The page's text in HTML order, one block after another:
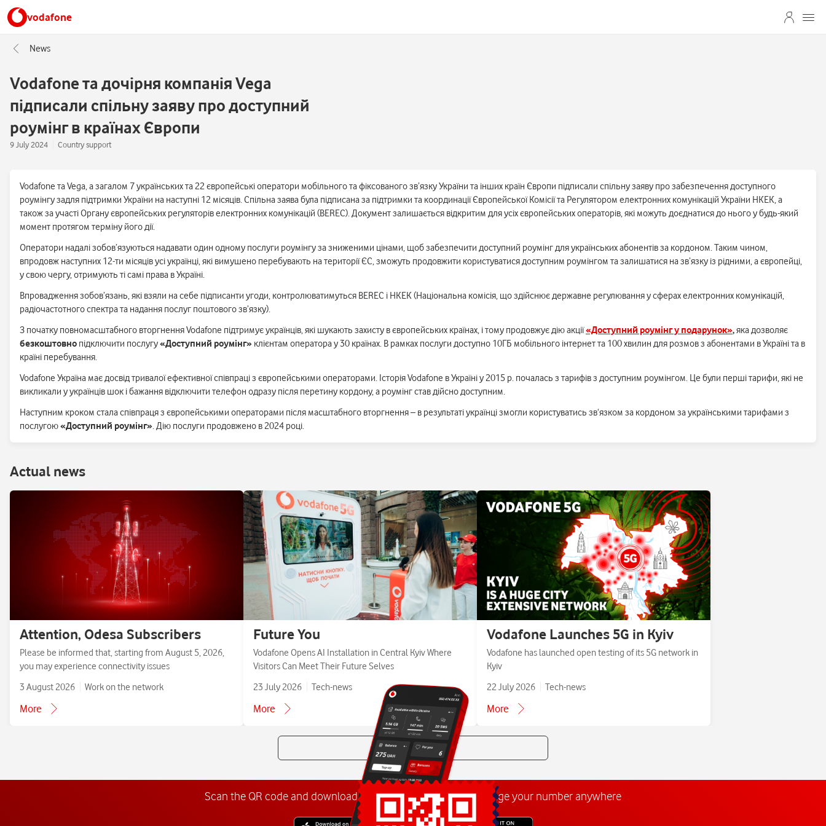
vodafone
News
Vodafone та дочірня компанія Vega
підписали cпільну заяву про доступний
роумінг в країнах Європи
9 July 2024 Country support
Vodafone та Vega, а загалом 7 українських та 22 європейські оператори мобільного та фіксованого зв’язку України та інших країн Європи підписали спільну заяву про забезпечення доступного
роумінгу задля підтримки України на наступні 12 місяців. Спільна заява була підписана за підтримки та координації Європейської Комісії та Регулятором електронних комунікацій України НКЕК, а
також за участі Органу європейських регуляторів електронних комунікацій (BEREC). Документ залишається відкритим для усіх європейських операторів, які можуть доєднатися до нього у будь-який
момент протягом терміну його дії.
Оператори надалі зобов’язуються надавати один одному послуги роумінгу за зниженими цінами, щоб забезпечити доступний роумінг для українських абонентів за кордоном. Таким чином,
впродовж наступних 12-ти місяців усі українці, які вимушено перебувають на території ЄС, зможуть продовжити користуватися доступним роумінгом та залишатися на зв’язку із рідними, а європейці,
у свою чергу, отримують ті самі права в Україні.
Впровадження зобов’язань, які взяли на себе підписанти угоди, контролюватимуться BEREC і НКЕК (Національна комісія, що здійснює державне регулювання у сферах електронних комунікацій,
радіочастотного спектра та надання послуг поштового зв’язку).
З початку повномасштабного вторгнення Vodafone підтримує українців, які шукають захисту в європейських країнах, і тому продовжує дію акції«Доступний роумінг у подарунок»,яка дозволяє
безкоштовно підключити послугу«Доступний роумінг» клієнтам оператора у 30 країнах. В рамках послуги доступно 10ГБ мобільного інтернет та 100 хвилин для розмов з абонентами в Україні та в
країні перебування.
Vodafone Україна має досвід тривалої ефективної співпраці з європейськими операторами. Історія Vodafone в Україні у 2015 р. почалась з тарифів з доступним роумінгом. Це були перші тарифи, які не
викликали у українців шок і бажання відключити телефон одразу після перетину кордону, а роумінг став дійсно доступним.
Наступним кроком стала співпраця з європейськими операторами після масштабного вторгнення – в результаті українці змогли користуватись зв‘язком за кордоном за українськими тарифами з
послугою«Доступний роумінг». Дію послуги продовжено в 2024 році.
Аctual news
Attention, Odesa Subscribers
Please be informed that, starting from August 5, 2026,
you may experience connectivity issues
3 August 2026
Work on the network
More
Future You
Vodafone Opens AI Installation in Central Kyiv Where
Visitors Can Meet Their Future Selves
23 July 2026
Tech-news
More
Vodafone Launches 5G in Kyiv
Vodafone has launched open testing of its 5G network in
Kyiv
22 July 2026
Tech-news
More
All news
Scan the QR code and download theMy Vodafone app. Manage your number anywhere